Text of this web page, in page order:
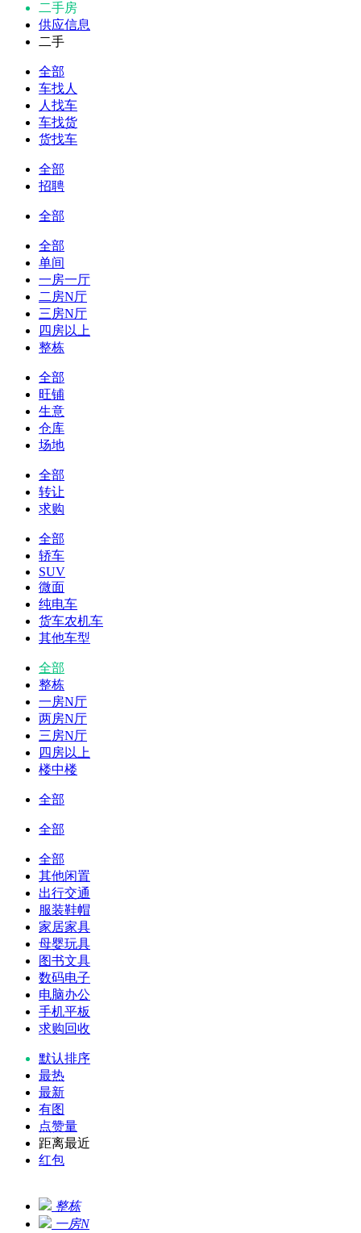
二手房
供应信息
二手
全部
车找人
人找车
车找货
货找车
全部
招聘
全部
全部
单间
一房一厅
二房N厅
三房N厅
四房以上
整栋
全部
旺铺
生意
仓库
场地
全部
转让
求购
全部
轿车
SUV
微面
纯电车
货车农机车
其他车型
全部
整栋
一房N厅
两房N厅
三房N厅
四房以上
楼中楼
全部
全部
全部
其他闲置
出行交通
服装鞋帽
家居家具
母婴玩具
图书文具
数码电子
电脑办公
手机平板
求购回收
默认排序
最热
最新
有图
点赞量
距离最近
红包
整栋
一房N